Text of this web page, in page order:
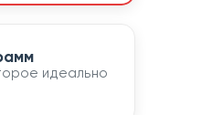
идеально